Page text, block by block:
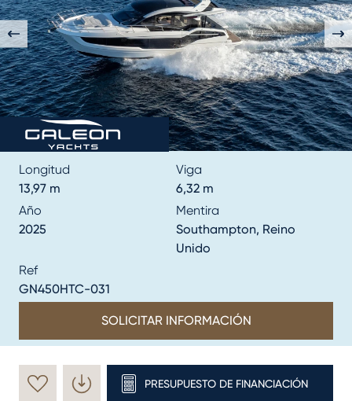
Longitud
13,97 m
Viga
6,32 m
Año
2025
Mentira
Southampton, Reino
Unido
Ref
GN450HTC-031
SOLICITAR INFORMACIÓN
PRESUPUESTO DE FINANCIACIÓN